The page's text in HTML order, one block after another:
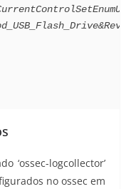
‘ossec-logcollector’
no ossec em